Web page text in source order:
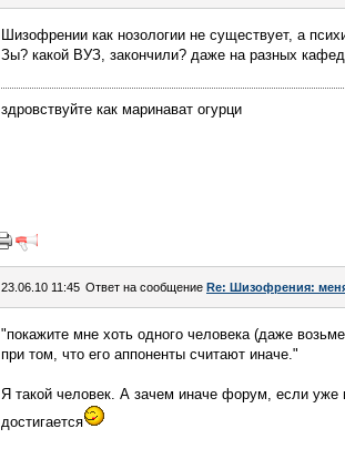
Шизофрении как нозологии не существует, а
Зы? какой ВУЗ, закончили? даже на разных
здровствуйте как маринават огурци
23.06.10 11:45 Ответ на сообщение Re: Шизофрения:
"покажите мне хоть одного человека (даже
при том, что его аппоненты считают иначе."
Я такой человек. А зачем иначе форум, если
достигается